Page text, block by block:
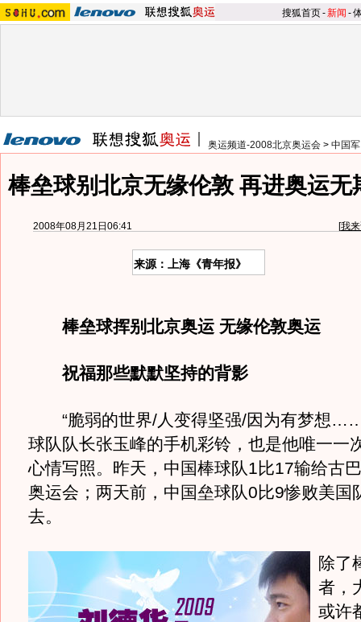
搜狐首页-新闻 -
奥运频道-2008北京奥运会 > 中国
棒垒球别北京无缘伦敦 再进奥运无
2008年08月21日06:41 [我
来源：上海《青年报》
棒垒球挥别北京奥运 无缘伦敦奥运
祝福那些默默坚持的背影
“脆弱的世界/人变得坚强/因为有梦想
球队队长张玉峰的手机彩铃，也是他唯一一
心情写照。昨天，中国棒球队1比17输给古
奥运会；两天前，中国垒球队0比9惨败美国
去。
除了
者，
或许